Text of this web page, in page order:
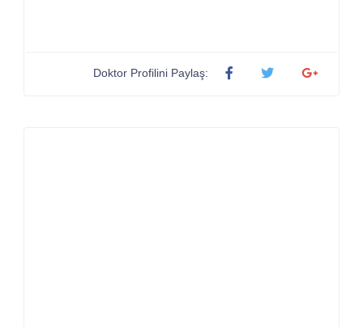
Doktor Profilini Paylaş: